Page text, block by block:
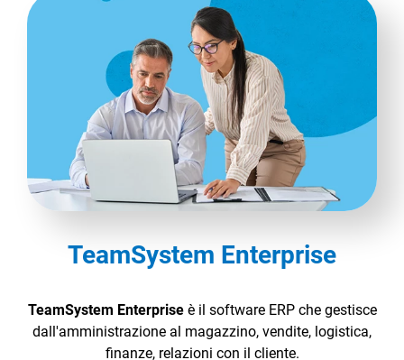
TeamSystem Enterprise
TeamSystem Enterpriseè il software ERP che gestisce
dall'amministrazione al magazzino, vendite, logistica,
finanze, relazioni con il cliente.